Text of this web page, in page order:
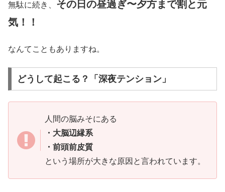
無駄に続き、 その日の昼過ぎ〜夕方まで割と元
気！！
なんてこともありますね。
どうして起こる？「深夜テンション」
人間の脳みそにある
・大脳辺縁系
・前頭前皮質
という場所が大きな原因と言われています。